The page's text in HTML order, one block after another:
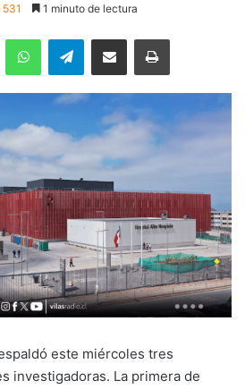
531 1 minuto de lectura
WhatsAppTelegramEnviar vía email Imprimir
este miércoles tres
investigadoras. La primera de